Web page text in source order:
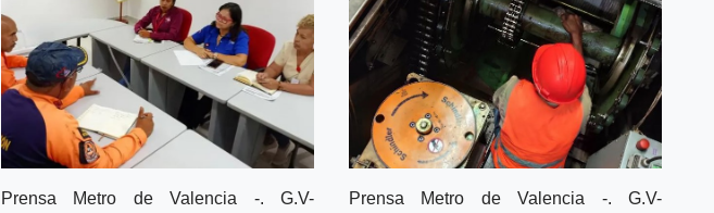
Prensa Metro de Valencia -. G.V-
Prensa Metro de Valencia -. G.V-